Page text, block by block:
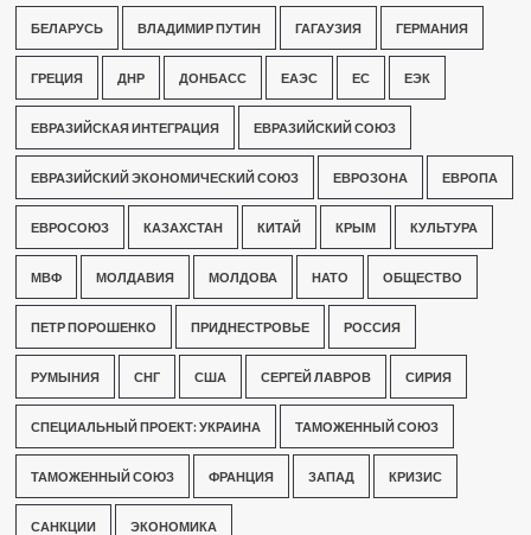
БЕЛАРУСЬ ВЛАДИМИР ПУТИН ГАГАУЗИЯ ГЕРМАНИЯ
ГРЕЦИЯ ДНР ДОНБАСС ЕАЭС ЕС ЕЭК
ЕВРАЗИЙСКАЯ ИНТЕГРАЦИЯ ЕВРАЗИЙСКИЙ СОЮЗ
ЕВРАЗИЙСКИЙ ЭКОНОМИЧЕСКИЙ СОЮЗ ЕВРОЗОНА ЕВРОПА
ЕВРОСОЮЗ КАЗАХСТАН КИТАЙ КРЫМ КУЛЬТУРА
МВФ МОЛДАВИЯ МОЛДОВА НАТО ОБЩЕСТВО
ПЕТР ПОРОШЕНКО ПРИДНЕСТРОВЬЕ РОССИЯ
РУМЫНИЯ СНГ США СЕРГЕЙ ЛАВРОВ СИРИЯ
СПЕЦИАЛЬНЫЙ ПРОЕКТ: УКРАИНА ТАМОЖЕННЫЙ СОЮЗ
ТАМОЖЕННЫЙ СОЮЗ ФРАНЦИЯ ЗАПАД КРИЗИС
САНКЦИИ ЭКОНОМИКА